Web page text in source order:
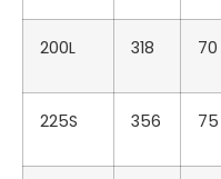
200L 318 70
225S 356 75